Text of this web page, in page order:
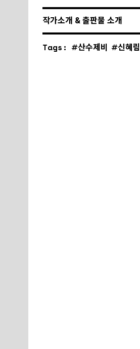
작가소개 & 출판물 소개
Tags: 산수제비 신혜림